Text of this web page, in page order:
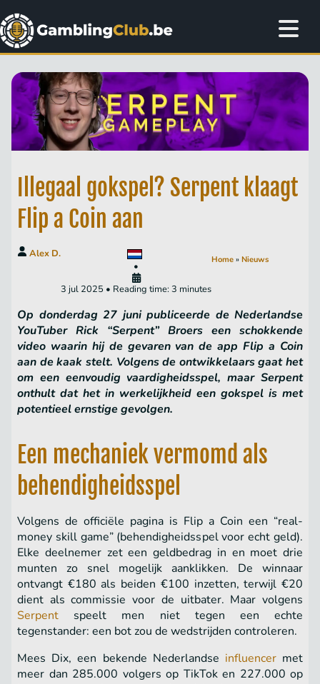
Illegaal gokspel? Serpent klaagt
Flip a Coin aan
Alex D.
•
3 jul 2025 • Reading time: 3 minutes
Home » Nieuws
Op donderdag 27 juni publiceerde de Nederlandse
YouTuber Rick “Serpent” Broers een schokkende
video waarin hij de gevaren van de app Flip a Coin
aan de kaak stelt. Volgens de ontwikkelaars gaat het
om een eenvoudig vaardigheidsspel, maar Serpent
onthult dat het in werkelijkheid een gokspel is met
potentieel ernstige gevolgen.
Een mechaniek vermomd als
behendigheidsspel
Volgens de officiële pagina is Flip a Coin een “real-
money skill game” (behendigheidsspel voor echt geld).
Elke deelnemer zet een geldbedrag in en moet drie
munten zo snel mogelijk aanklikken. De winnaar
ontvangt €180 als beiden €100 inzetten, terwijl €20
dient als commissie voor de uitbater. Maar volgens
Serpent speelt men niet tegen een echte
tegenstander: een bot zou de wedstrijden controleren.
Mees Dix, een bekende Nederlandse influencermet
meer dan 285.000 volgers op TikTok en 227.000 op